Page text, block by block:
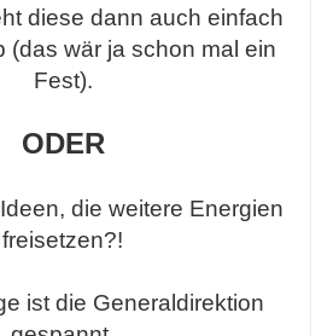
diese dann auch einfach
(das wär ja schon mal ein
Fest).
ODER
die weitere Energien
freisetzen?!
ist die Generaldirektion